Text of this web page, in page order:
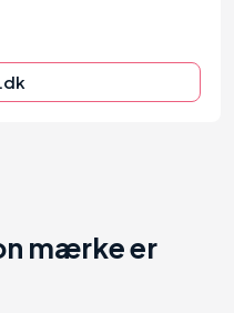
i hjemmet
mærke er